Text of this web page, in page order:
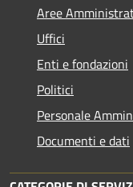
Aree
Uffici
Enti e fondazioni
Politici
Personale
Documenti e dati